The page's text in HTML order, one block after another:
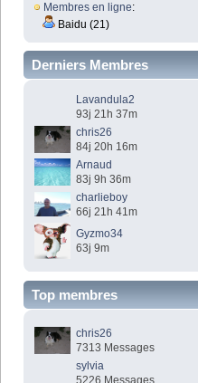
Membres en ligne:
Baidu (21)
Derniers Membres
Lavandula2
93j 21h 37m
chris26
84j 20h 16m
Arnaud
83j 9h 36m
charlieboy
66j 21h 41m
Gyzmo34
63j 9m
Top membres
chris26
7313 Messages
sylvia
5226 Messages